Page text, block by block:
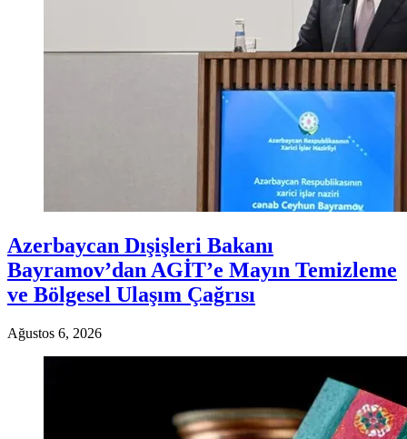
Azerbaycan Dışişleri Bakanı
Bayramov’dan AGİT’e Mayın Temizleme
ve Bölgesel Ulaşım Çağrısı
Ağustos 6, 2026